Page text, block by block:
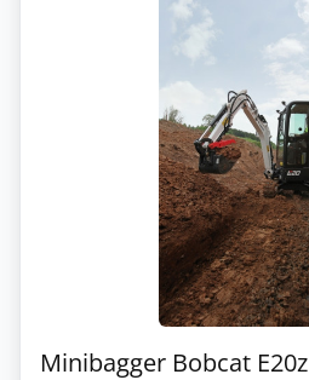
Minibagger Bobcat E20z